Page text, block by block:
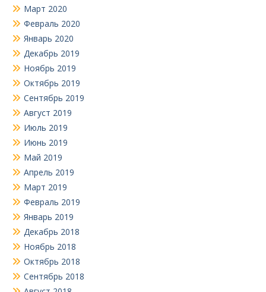
Март 2020
Февраль 2020
Январь 2020
Декабрь 2019
Ноябрь 2019
Октябрь 2019
Сентябрь 2019
Август 2019
Июль 2019
Июнь 2019
Май 2019
Апрель 2019
Март 2019
Февраль 2019
Январь 2019
Декабрь 2018
Ноябрь 2018
Октябрь 2018
Сентябрь 2018